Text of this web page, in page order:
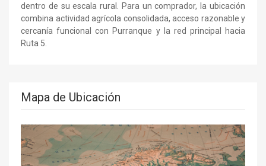
dentro de su escala rural. Para un comprador, la ubicación
combina actividad agrícola consolidada, acceso razonable y
cercanía funcional con Purranque y la red principal hacia
Ruta 5.
Mapa de Ubicación